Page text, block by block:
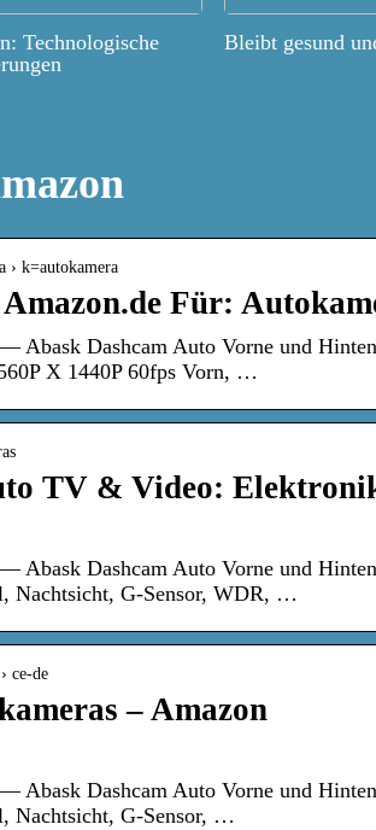
Technologische
Bleibt gesund
› k=autokamera
Für:
Abask Dashcam Auto Vorne und
X 1440P 60fps Vorn, …
TV & Video:
Abask Dashcam Auto Vorne und
Nachtsicht, G-Sensor, WDR, …
ce-de
– Amazon
Abask Dashcam Auto Vorne und
Nachtsicht, G-Sensor, …